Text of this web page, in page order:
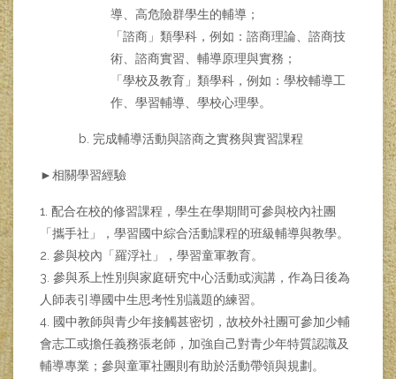
導、高危險群學生的輔導；
「諮商」類學科，例如：諮商理論、諮商技
術、諮商實習、輔導原理與實務；
「學校及教育」類學科，例如：學校輔導工
作、學習輔導、學校心理學。
b. 完成輔導活動與諮商之實務與實習課程
►相關學習經驗
1. 配合在校的修習課程，學生在學期間可參與校內社團
「攜手社」，學習國中綜合活動課程的班級輔導與教學。
2. 參與校內「羅浮社」，學習童軍教育。
3. 參與系上性別與家庭研究中心活動或演講，作為日後為
人師表引導國中生思考性別議題的練習。
4. 國中教師與青少年接觸甚密切，故校外社團可參加少輔
會志工或擔任義務張老師，加強自己對青少年特質認識及
輔導專業；參與童軍社團則有助於活動帶領與規劃。